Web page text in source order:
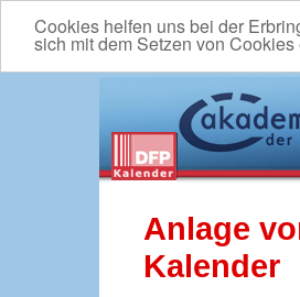
Cookies helfen uns bei der
sich mit dem Setzen von
Anlage
Kalender